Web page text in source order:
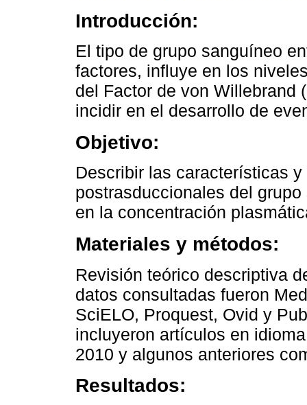
Introducción:
El tipo de grupo sanguíneo
factores, influye en los
del Factor de von Willebrand
incidir en el desarrollo de
Objetivo:
Describir las características
postrasduccionales del
en la concentración
Materiales y métodos:
Revisión teórico descriptiva
datos consultadas fueron
SciELO, Proquest, Ovid y
incluyeron artículos en
2010 y algunos anteriores
Resultados: